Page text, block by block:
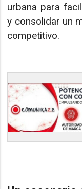
urbana para
y consolidar un
competitivo.